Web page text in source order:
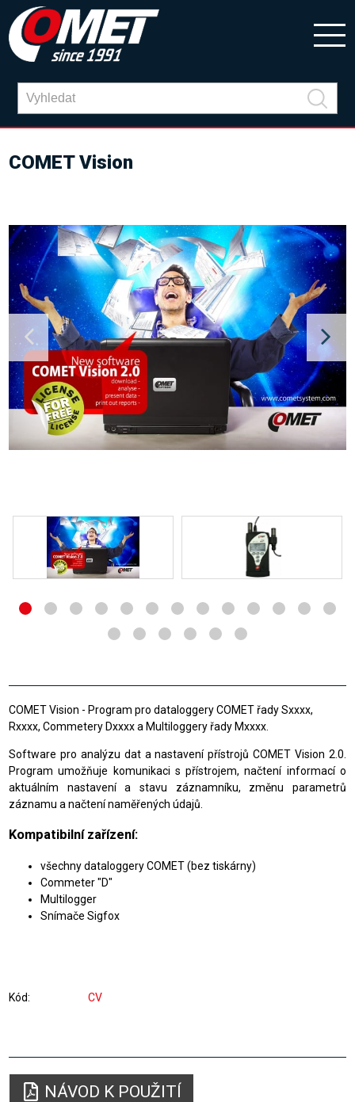
COMET Vision
COMET Vision - Program pro dataloggery COMET řady Sxxxx,
Rxxxx, Commetery Dxxxx a Multiloggery řady Mxxxx.
Software pro analýzu dat a nastavení přístrojů COMET Vision 2.0.
Program umožňuje komunikaci s přístrojem, načtení informací o
aktuálním nastavení a stavu záznamníku, změnu parametrů
záznamu a načtení naměřených údajů.
Kompatibilní zařízení:
všechny dataloggery COMET (bez tiskárny)
Commeter "D"
Multilogger
Snímače Sigfox
Kód CV
NÁVOD K POUŽITÍ